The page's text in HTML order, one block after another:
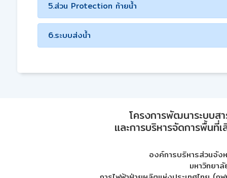
5.ส่วน Protection ท้ายน้ำ
6.ระบบส่งน้ำ
โครงการพัฒนาระบบส
และการบริหารจัดการพื้นที่
องค์การบริหารส่วนจัง
มหาวิทยา